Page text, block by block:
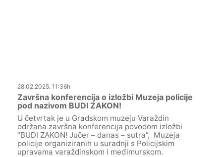
28.02.2025. 11:36h
Završna konferencija o izložbi Muzeja policije
pod nazivom BUDI ZAKON!
U četvrtak je u Gradskom muzeju Varaždin
održana završna konferencija povodom izložbi
“BUDI ZAKON! Jučer – danas – sutra”, Muzeja
policije organiziranih u suradnji s Policijskim
upravama varaždinskom i međimurskom.